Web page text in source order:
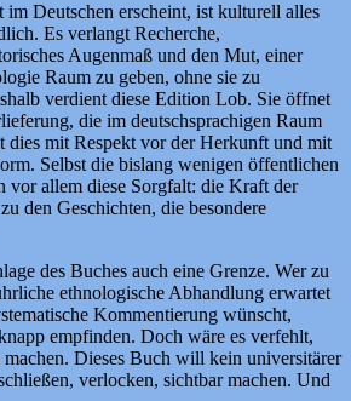
im Deutschen erscheint, ist kulturell alles
Es verlangt Recherche,
Augenmaß und den Mut, einer
Raum zu geben, ohne sie zu
verdient diese Edition Lob. Sie öffnet
die im deutschsprachigen Raum
dies mit Respekt vor der Herkunft und mit
Selbst die bislang wenigen öffentlichen
vor allem diese Sorgfalt: die Kraft der
den Geschichten, die besondere
des Buches auch eine Grenze. Wer zu
ethnologische Abhandlung erwartet
Kommentierung wünscht,
empfinden. Doch wäre es verfehlt,
machen. Dieses Buch will kein universitärer
verlocken, sichtbar machen. Und